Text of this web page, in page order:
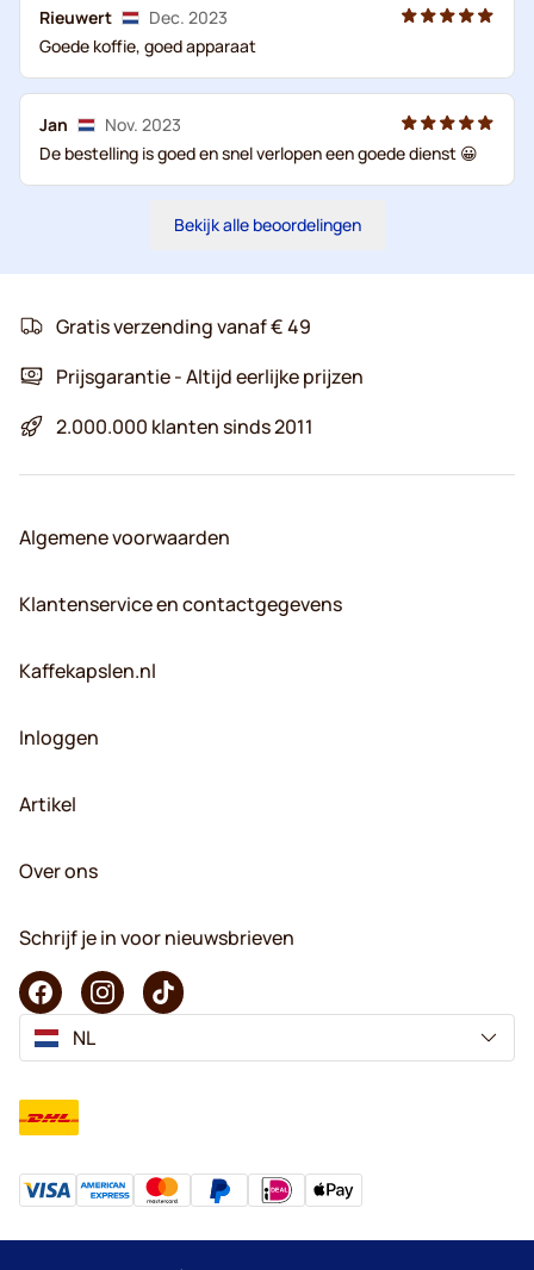
Rieuwert
Dec. 2023
Goede koffie, goed apparaat
Jan
Nov. 2023
De bestelling is goed en snel verlopen een goede dienst 😀
Bekijk alle beoordelingen
Gratis verzending vanaf € 49
Prijsgarantie - Altijd eerlijke prijzen
2.000.000 klanten sinds 2011
Algemene voorwaarden
Klantenservice en contactgegevens
Kaffekapslen.nl
Inloggen
Artikel
Over ons
Schrijf je in voor nieuwsbrieven
NL